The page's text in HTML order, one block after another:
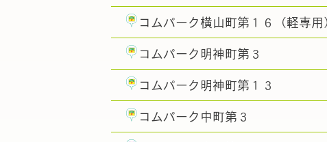
コムパーク横山町第１６（軽専用
コムパーク明神町第３
コムパーク明神町第１３
コムパーク中町第３